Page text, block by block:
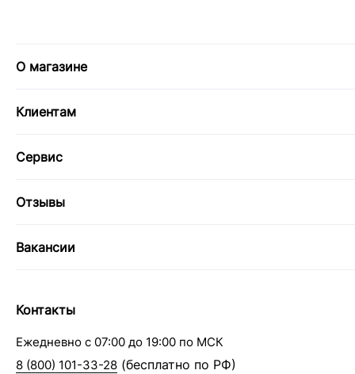
О магазине
Клиентам
Сервис
Отзывы
Вакансии
Контакты
Ежедневно с 07:00 до 19:00 по МСК
8 (800) 101-33-28 (бесплатно по РФ)